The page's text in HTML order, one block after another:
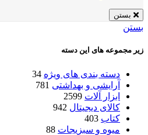
بستن
بستن
زیر مجموعه های این دسته
دسته بندی های ویژه 34
آرایشی و بهداشتی 781
ابزار آلات 2599
کالای دیجیتال 942
کتاب 403
میوه و سبزیجات 88